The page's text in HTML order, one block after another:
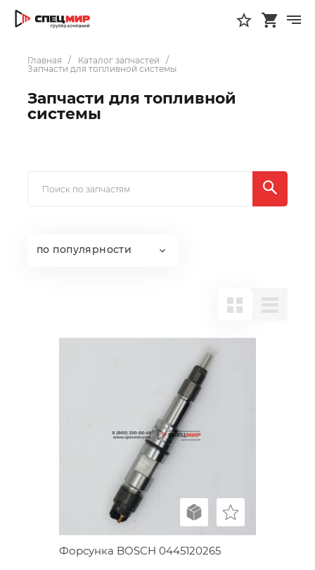
Главная
Каталог запчастей
Запчасти для топливной системы
Запчасти для топливной
системы
по популярности
Форсунка BOSCH 0445120265